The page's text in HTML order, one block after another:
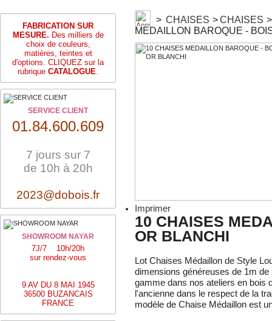
FABRICATION SUR
MESURE. Des milliers de
choix de couleurs,
matières, teintes et
d'options. CLIQUEZ sur la
rubrique CATALOGUE.
SERVICE CLIENT
01.84.600.609
7 jours sur 7
de 10h à 20h
2023@dobois.fr
SHOWROOM NAYAR
7J/7 10h/20h
sur rendez-vous
9 AV DU 8 MAI 1945
36500 BUZANCAIS
FRANCE
> CHAISES >CHAISES >
MEDAILLON BAROQUE -
Imprimer
10 CHAISES
OR BLANCHI
Lot Chaises Médaillon de Style
dimensions généreuses de 1m
gamme dans nos ateliers en bois
l'ancienne dans le respect de la
modèle de Chaise Médaillon est